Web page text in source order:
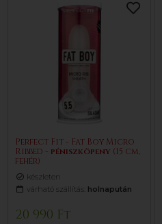
Perfect Fit - Fat Boy Micro
Ribbed - péniszköpeny (15 cm,
fehér)
készleten
várható szállítás: holnapután
20 990 Ft